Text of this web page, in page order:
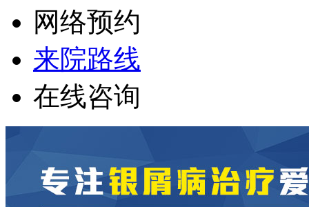
网络预约
来院路线
在线咨询